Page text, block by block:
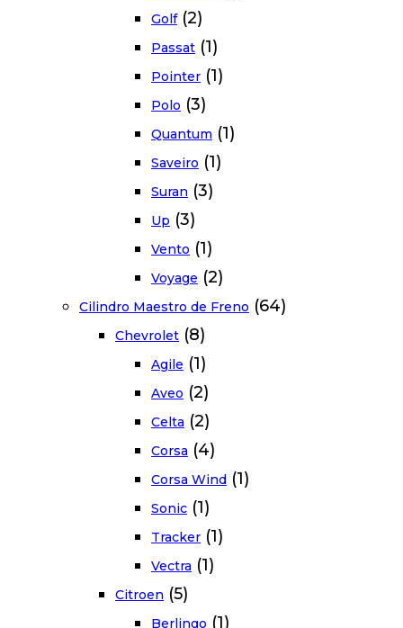
Golf (2)
Passat (1)
Pointer (1)
Polo (3)
Quantum (1)
Saveiro (1)
Suran (3)
Up (3)
Vento (1)
Voyage (2)
Cilindro Maestro de Freno (64)
Chevrolet (8)
Agile (1)
Aveo (2)
Celta (2)
Corsa (4)
Corsa Wind (1)
Sonic (1)
Tracker (1)
Vectra (1)
Citroen (5)
Berlingo (1)